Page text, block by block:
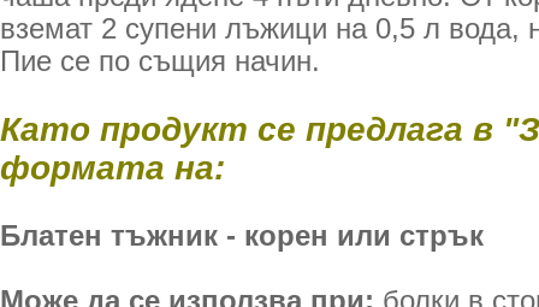
вземат 2 супени лъжици на 0,5 л вода,
Пие се по същия начин.
Като продукт се предлага в
формата на:
Блатен тъжник - корен или стрък